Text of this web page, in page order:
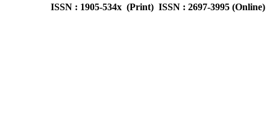
ISSN : 1905-534x (Print) ISSN : 2697-3995 (Online)